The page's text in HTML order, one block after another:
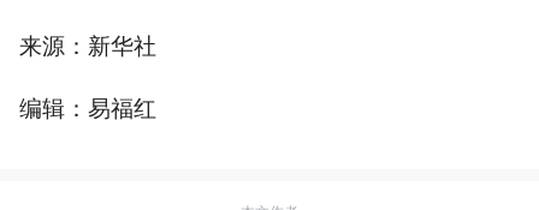
来源：新华社
编辑：易福红